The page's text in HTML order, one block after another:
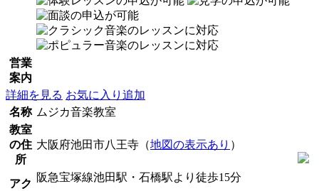
営業
案内
詳細を見る お気に入り追加
名称 ムジカ音楽教室
教室
の住
所
大阪府池田市八王寺（地図の表示あり ）
アク
阪急宝塚線池田駅・石橋駅より徒歩15分